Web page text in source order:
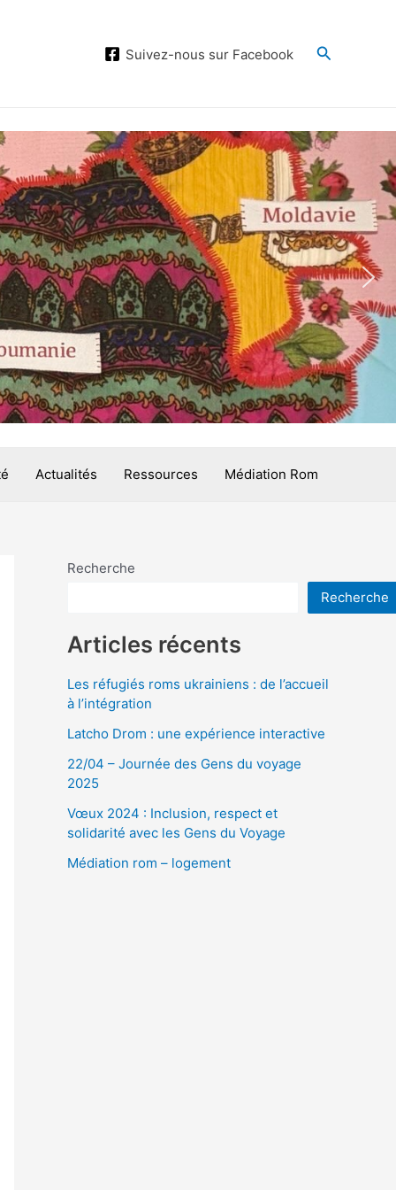
Suivez-nous sur Facebook Search
Actualités Ressources Médiation Rom
Recherche
Recherche
Articles récents
Les réfugiés roms ukrainiens : de l’accueil
à l’intégration
Latcho Drom : une expérience interactive
22/04 – Journée des Gens du voyage
2025
Vœux 2024 : Inclusion, respect et
solidarité avec les Gens du Voyage
Médiation rom – logement